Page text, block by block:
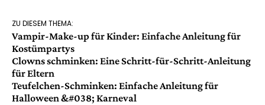
ZU DIESEM THEMA:
Vampir-Make-up für Kinder: Einfache Anleitung für
Kostümpartys
Clowns schminken: Eine Schritt-für-Schritt-Anleitung
für Eltern
Teufelchen-Schminken: Einfache Anleitung für
Halloween &#038; Karneval